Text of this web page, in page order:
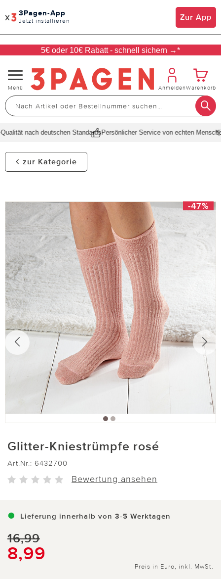
x 3Pagen-App
Jetzt installieren Zur App
5€ oder 10€ Rabatt - schnell sichern →*
Navigation
umschalten
Menü AnmeldenWarenkorb
nach deutschen StandardsPersönlicher Service von echten Menschen
zur Kategorie
-47%
Glitter-Kniestrümpfe rosé
Art.Nr.: 6432700
Bewertung ansehen
Lieferung innerhalb von 3-5 Werktagen
16,99
8,99
Preis in Euro, inkl. MwSt.